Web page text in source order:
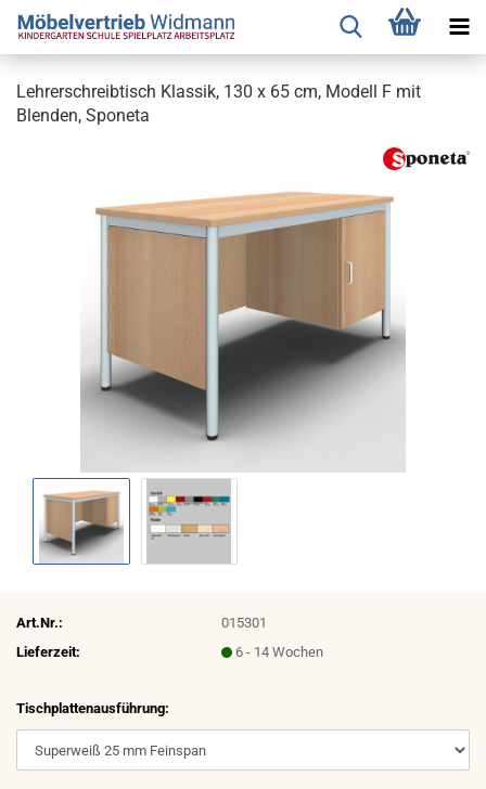
Lehrerschreibtisch Klassik, 130 x 65 cm, Modell F mit
Blenden, Sponeta
Art.Nr.:
015301
Lieferzeit:
6 - 14 Wochen
Tischplattenausführung: